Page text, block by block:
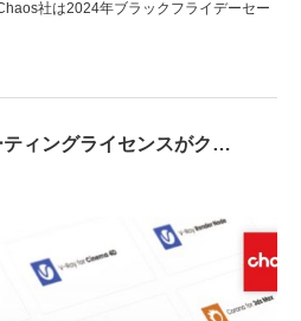
社は2024年ブラックフライデーセー
ィングライセンスがク…